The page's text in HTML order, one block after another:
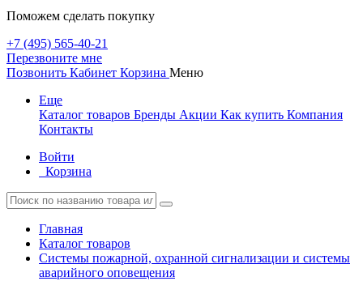
Поможем сделать покупку
+7 (495) 565-40-21
Перезвоните мне
Позвонить Кабинет Корзина Меню
Еще
Каталог товаров Бренды Акции Как купить Компания
Контакты
Войти
Корзина
Главная
Каталог товаров
Системы пожарной, охранной сигнализации и системы
аварийного оповещения